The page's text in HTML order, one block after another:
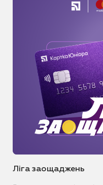
Ліга заощаджень